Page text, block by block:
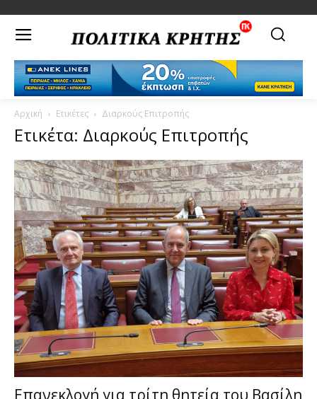
Αρχική Ετικέτες Διαρκούς Επιτροπής
Ετικέτα: Διαρκούς Επιτροπής
Επανεκλογή για τρίτη θητεία του Βασίλη